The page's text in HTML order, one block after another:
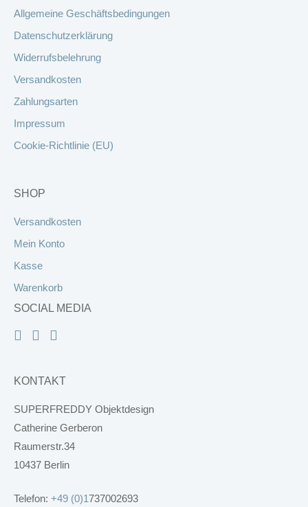
Allgemeine Geschäftsbedingungen
Datenschutzerklärung
Widerrufsbelehrung
Versandkosten
Zahlungsarten
Impressum
Cookie-Richtlinie (EU)
SHOP
Versandkosten
Mein Konto
Kasse
Warenkorb
SOCIAL MEDIA
KONTAKT
SUPERFREDDY Objektdesign
Catherine Gerberon
Raumerstr.34
10437 Berlin
Telefon: +49 (0)1737002693